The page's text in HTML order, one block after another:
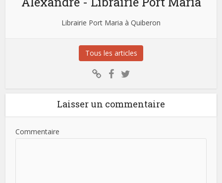
Librairie Port Maria à Quiberon
Tous les articles
Laisser un commentaire
Commentaire